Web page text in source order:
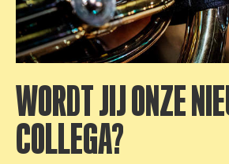
WORDT JIJ ONZE
COLLEGA?